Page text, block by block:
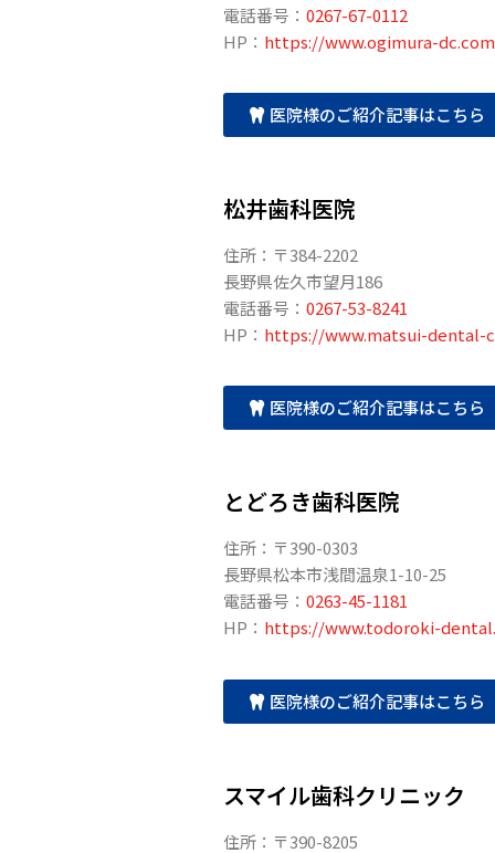
電話番号： 0267-67-0112
HP： https://www.ogimura-
医院様のご紹介記事はこちら
松井歯科医院
住所：〒384-2202
長野県佐久市望月186
電話番号： 0267-53-8241
HP： https://www.matsui-dental-
医院様のご紹介記事はこちら
とどろき歯科医院
住所：〒390-0303
長野県松本市浅間温泉1-10-25
電話番号： 0263-45-1181
HP： https://www.todoroki-
医院様のご紹介記事はこちら
スマイル歯科クリニック
住所：〒390-8205